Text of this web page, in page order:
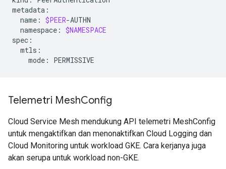
name: $PEER
namespace: $NAMESPACE
mode:
Telemetri MeshConfig
Cloud Service Mesh mendukung API telemetri MeshConfig
untuk mengaktifkan dan menonaktifkan Cloud Logging dan
Cloud Monitoring untuk workload GKE. Cara kerjanya juga
akan serupa untuk workload non-GKE.